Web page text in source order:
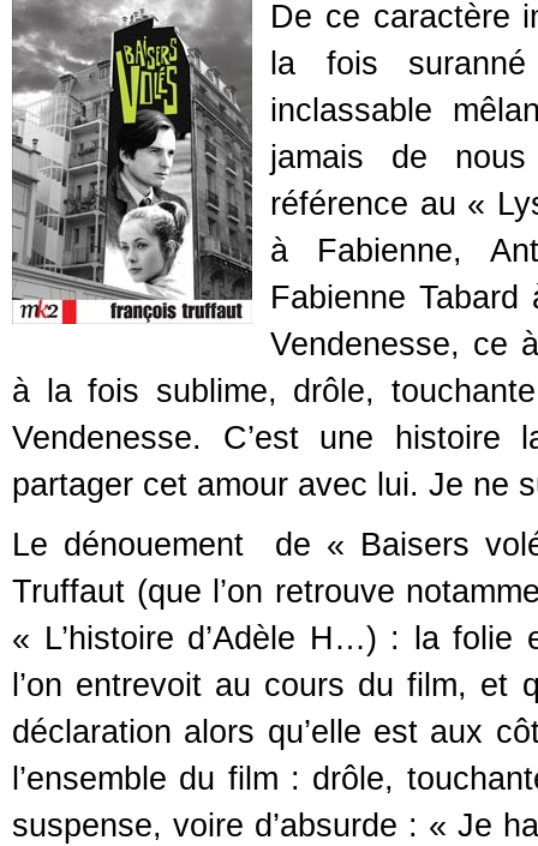
De ce caractère
la fois
inclassable
jamais de
référence au «
à Fabienne,
Fabienne
Vendenesse, ce
à la fois sublime, drôle,
Vendenesse. C’est une histoire
partager cet amour avec lui. Je ne
Le dénouement de « Baisers
Truffaut (que l’on retrouve
« L’histoire d’Adèle H…) : la folie
l’on entrevoit au cours du film, et
déclaration alors qu’elle est aux
l’ensemble du film : drôle,
suspense, voire d’absurde : « Je